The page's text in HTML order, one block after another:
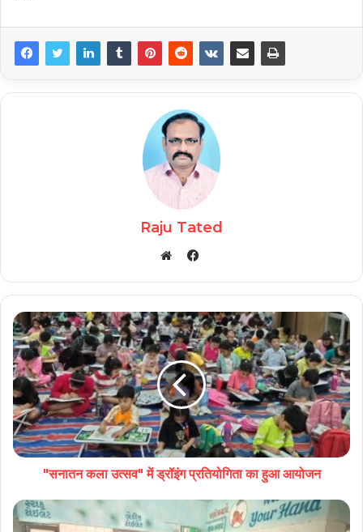
Raju Tated
Facebook
"सनातन कला उत्सव" में ड्रॉइंग प्रतियोगिता का हुआ आयोजन